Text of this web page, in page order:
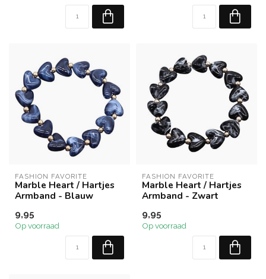
FASHION FAVORITE
Marble Heart / Hartjes
Armband - Blauw
9,95
Op voorraad
FASHION FAVORITE
Marble Heart / Hartjes
Armband - Zwart
9,95
Op voorraad